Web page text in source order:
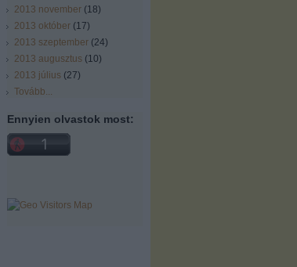
2013 november (18)
2013 október (17)
2013 szeptember (24)
2013 augusztus (10)
2013 július (27)
Tovább...
Ennyien olvastok most: